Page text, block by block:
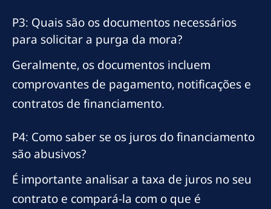
P3: Quais são os documentos necessários
para solicitar a purga da mora?
Geralmente, os documentos incluem
comprovantes de pagamento, notificações e
contratos de financiamento.
P4: Como saber se os juros do financiamento
são abusivos?
É importante analisar a taxa de juros no seu
contrato e compará-la com o que é